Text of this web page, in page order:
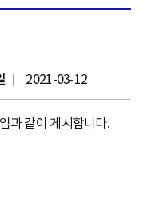
2021-03-12
과 같이 게시합니다.